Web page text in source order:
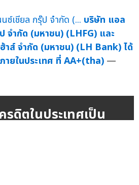
บริษัท แอล
จำกัด (มหาชน) (LHFG) และ
าส์ จำกัด (มหาชน) (LH Bank) ได้
ายในประเทศ ที่ AA+(tha) —
ดิตในประเทศเป็น